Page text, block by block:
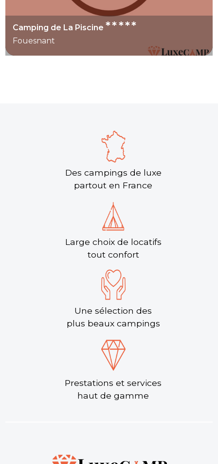
Camping de La Piscine*****
Fouesnant
Des campings de luxe
partout en France
Large choix de locatifs
tout confort
Une sélection des
plus beaux campings
Prestations et services
haut de gamme